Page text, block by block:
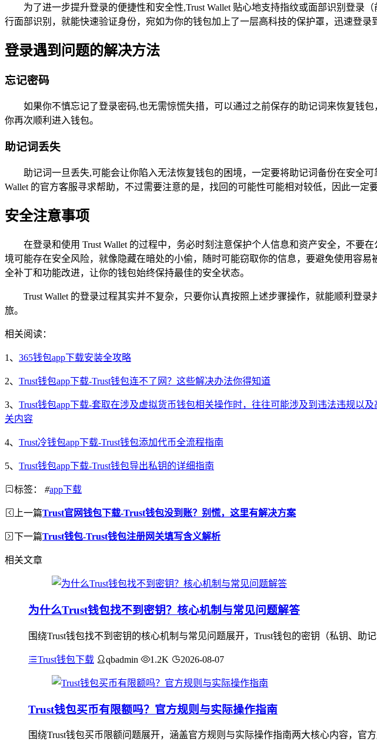
为了进一步提升登录的便捷性和安全性,Trust Wallet 贴心地支持指纹或面部识别登
行面部识别，就能快速验证身份，宛如为你的钱包加上了一层高科技的保护罩，迅速登录
登录遇到问题的解决方法
忘记密码
如果你不慎忘记了登录密码,也无需惊慌失措，可以通过之前保存的助记词来恢复钱
你再次顺利进入钱包。
助记词丢失
助记词一旦丢失,可能会让你陷入无法恢复钱包的困境，一定要将助记词备份在安全
Wallet 的官方客服寻求帮助，不过需要注意的是，找回的可能性可能相对较低，因此一定
安全注意事项
在登录和使用 Trust Wallet 的过程中，务必时刻注意保护个人信息和资产安全，不
境可能存在安全风险，就像隐藏在暗处的小偷，随时可能窃取你的信息，要避免使用容
全补丁和功能改进，让你的钱包始终保持最佳的安全状态。
Trust Wallet 的登录过程其实并不复杂，只要你认真按照上述步骤操作，就能顺利登
旅。
相关阅读：
1、 365钱包app下载安装全攻略
2、 Trust钱包app下载-Trust钱包连不了网？这些解决办法你得知道
3、 Trust钱包app下载-套取在涉及虚拟货币钱包相关操作时，往往可能涉及到违法违规以
关内容
4、 Trust冷钱包app下载-Trust钱包添加代币全流程指南
5、 Trust钱包app下载-Trust钱包导出私钥的详细指南
标签： #app下载
上一篇Trust官网钱包下载-Trust钱包没到账？别慌，这里有解决方案
下一篇Trust钱包-Trust钱包注册网关填写含义解析
相关文章
为什么Trust钱包找不到密钥？核心机制与常见问题解答
围绕Trust钱包找不到密钥的核心机制与常见问题展开，Trust钱包的密钥（私钥、
Trust钱包下载 qbadmin 1.2K 2026-08-07
Trust钱包买币有限额吗？官方规则与实际操作指南
围绕Trust钱包买币限额问题展开，涵盖官方规则与实际操作指南两大核心内容，